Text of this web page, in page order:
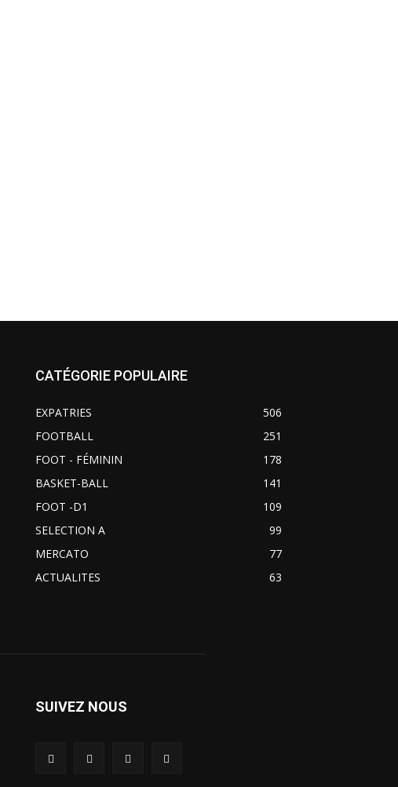
CATÉGORIE POPULAIRE
EXPATRIES
506
FOOTBALL
251
FOOT - FÉMININ
178
BASKET-BALL
141
FOOT -D1
109
SELECTION A
99
MERCATO
77
ACTUALITES
63
SUIVEZ NOUS